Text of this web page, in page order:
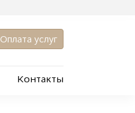
Оплата услуг
Контакты